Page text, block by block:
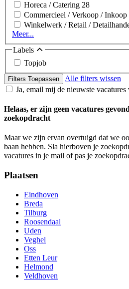
Horeca / Catering 28
Commercieel / Verkoop / Inkoop
Winkelwerk / Retail /
Meer...
Labels
Topjob
Filters Toepassen
Alle filters wissen
Ja, email mij de nieuwste
Helaas, er zijn geen vacatures
zoekopdracht
Maar we zijn ervan overtuigd dat we
baan hebben. Sla hierboven je
vacatures in je mail of pas je
Plaatsen
Eindhoven
Breda
Tilburg
Roosendaal
Uden
Veghel
Oss
Etten Leur
Helmond
Veldhoven